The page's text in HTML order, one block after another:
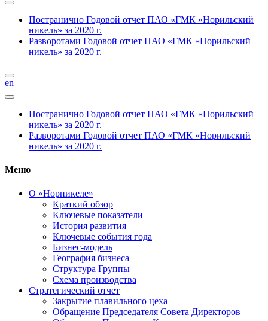
Постранично Годовой отчет ПАО «ГМК «Норильский
никель» за 2020 г.
Разворотами Годовой отчет ПАО «ГМК «Норильский
никель» за 2020 г.
en
Постранично Годовой отчет ПАО «ГМК «Норильский
никель» за 2020 г.
Разворотами Годовой отчет ПАО «ГМК «Норильский
никель» за 2020 г.
Меню
О «Норникеле»
Краткий обзор
Ключевые показатели
История развития
Ключевые события года
Бизнес-модель
География бизнеса
Структура Группы
Схема производства
Стратегический отчет
Закрытие плавильного цеха
Обращение Председателя Совета Директоров